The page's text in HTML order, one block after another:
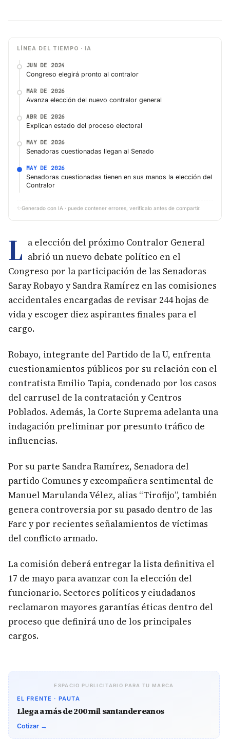
LÍNEA DEL TIEMPO · IA
JUN DE 2024
Congreso elegirá pronto al contralor
MAR DE 2026
Avanza elección del nuevo contralor general
ABR DE 2026
Explican estado del proceso electoral
MAY DE 2026
Senadoras cuestionadas llegan al Senado
MAY DE 2026
Senadoras cuestionadas tienen en sus manos la elección del
Contralor
✨ Generado con IA · puede contener errores, verifícalo antes de compartir.
L a elección del próximo Contralor General
abrió un nuevo debate político en el
Congreso por la participación de las Senadoras
Saray Robayo y Sandra Ramírez en las comisiones
accidentales encargadas de revisar 244 hojas de
vida y escoger diez aspirantes finales para el
cargo.
Robayo, integrante del Partido de la U, enfrenta
cuestionamientos públicos por su relación con el
contratista Emilio Tapia, condenado por los casos
del carrusel de la contratación y Centros
Poblados. Además, la Corte Suprema adelanta una
indagación preliminar por presunto tráfico de
influencias.
Por su parte Sandra Ramírez, Senadora del
partido Comunes y excompañera sentimental de
Manuel Marulanda Vélez, alias “Tirofijo”, también
genera controversia por su pasado dentro de las
Farc y por recientes señalamientos de víctimas
del conflicto armado.
La comisión deberá entregar la lista definitiva el
17 de mayo para avanzar con la elección del
funcionario. Sectores políticos y ciudadanos
reclamaron mayores garantías éticas dentro del
proceso que definirá uno de los principales
cargos.
ESPACIO PUBLICITARIO PARA TU MARCA
EL FRENTE · PAUTA
Llega a más de 200 mil santandereanos
Cotizar →